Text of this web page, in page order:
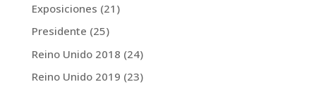
Exposiciones (21)
Presidente (25)
Reino Unido 2018 (24)
Reino Unido 2019 (23)